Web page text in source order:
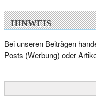
HINWEIS
Bei unseren Beiträgen
Posts (Werbung) oder